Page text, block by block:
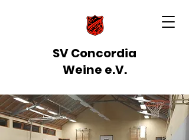
SV Concordia
Weine e.V.